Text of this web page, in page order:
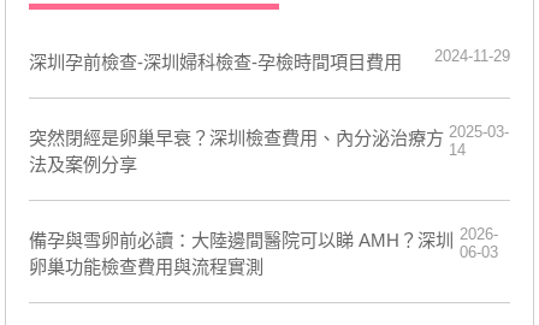
深圳孕前檢查-深圳婦科檢查-孕檢時間項目費用 2024-11-29
​突然閉經是卵巢早衰？深圳檢查費用、內分泌治療方
法及案例分享
2025-03-
14
備孕與雪卵前必讀：大陸邊間醫院可以睇 AMH？深圳
卵巢功能檢查費用與流程實測
2026-
06-03